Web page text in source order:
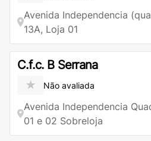
Avenida Independencia
13A, Loja 01
C.f.c. B Serrana
★ Não avaliada
Avenida Independencia
01 e 02 Sobreloja